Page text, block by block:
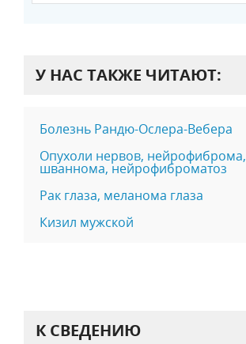
У НАС ТАКЖЕ ЧИТАЮТ:
Болезнь Рандю-Ослера-Вебера
Опухоли нервов, нейрофиброма,
шваннома, нейрофиброматоз
Рак глаза, меланома глаза
Кизил мужской
К СВЕДЕНИЮ